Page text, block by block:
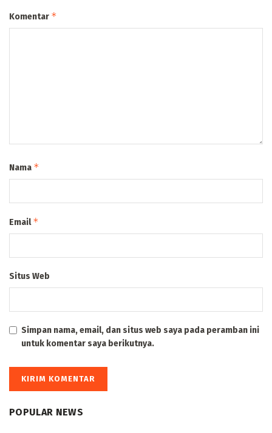
Komentar *
Nama *
Email*
Situs Web
Simpan nama, email, dan situs web saya pada peramban ini
untuk komentar saya berikutnya.
POPULAR NEWS